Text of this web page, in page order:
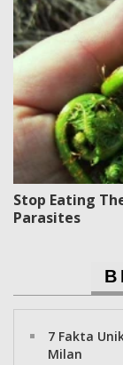
Stop Eating
Parasites
7 Fakta
Milan